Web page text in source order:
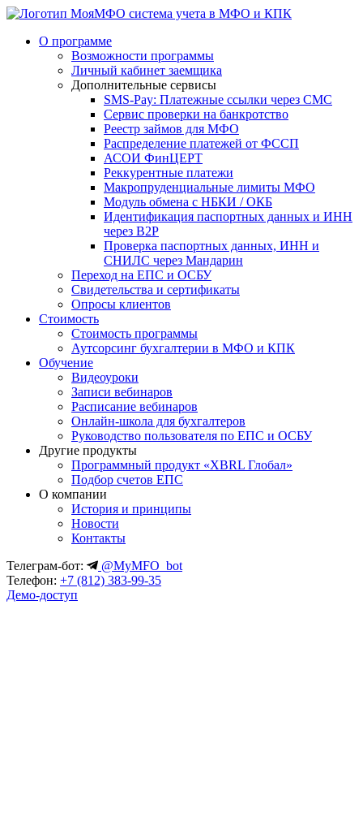
система учета в МФО и КПК
О программе
Возможности программы
Личный кабинет заемщика
Дополнительные сервисы
SMS-Pay: Платежные ссылки через СМС
Сервис проверки на банкротство
Реестр займов для МФО
Распределение платежей от ФССП
АСОИ ФинЦЕРТ
Реккурентные платежи
Макропруденциальные лимиты МФО
Модуль обмена с НБКИ / ОКБ
Идентификация паспортных данных и ИНН
через B2P
Проверка паспортных данных, ИНН и
СНИЛС через Мандарин
Переход на ЕПС и ОСБУ
Свидетельства и сертификаты
Опросы клиентов
Стоимость
Стоимость программы
Аутсорсинг бухгалтерии в МФО и КПК
Обучение
Видеоуроки
Записи вебинаров
Расписание вебинаров
Онлайн-школа для бухгалтеров
Руководство пользователя по ЕПС и ОСБУ
Другие продукты
Программный продукт «XBRL Глобал»
Подбор счетов ЕПС
О компании
История и принципы
Новости
Контакты
Телеграм-бот:
@MyMFO_bot
Телефон: +7 (812) 383-99-35
Демо-доступ